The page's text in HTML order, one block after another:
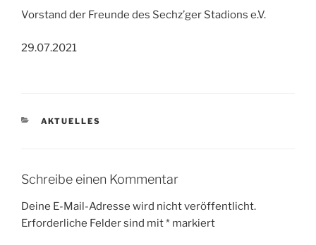
Vorstand der Freunde des Sechz’ger Stadions e.V.
29.07.2021
KATEGORIEN
AKTUELLES
Schreibe einen Kommentar
Deine E-Mail-Adresse wird nicht veröffentlicht.
Erforderliche Felder sind mit* markiert